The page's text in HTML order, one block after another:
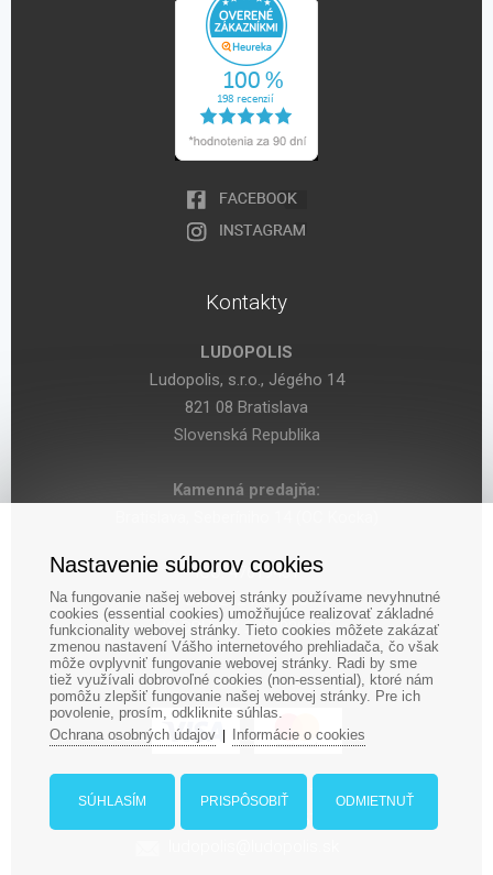
Kontakty
LUDOPOLIS
Ludopolis, s.r.o., Jégého 14
821 08 Bratislava
Slovenská Republika
Kamenná predajňa:
IČO: 47619431
DIČ: 2024029755
IČ DPH: SK 2024029755
‎+421 948 188 211
Nastavenie súborov cookies
Na fungovanie našej webovej stránky používame nevyhnutné
cookies (essential cookies) umožňujúce realizovať základné
funkcionality webovej stránky. Tieto cookies môžete zakázať
zmenou nastavení Vášho internetového prehliadača, čo však
môže ovplyvniť fungovanie webovej stránky. Radi by sme
tiež využívali dobrovoľné cookies (non-essential), ktoré nám
pomôžu zlepšiť fungovanie našej webovej stránky. Pre ich
povolenie, prosím, odkliknite súhlas.
Ochrana osobných údajov| Informácie o cookies
SÚHLASÍM PRISPÔSOBIŤ ODMIETNUŤ